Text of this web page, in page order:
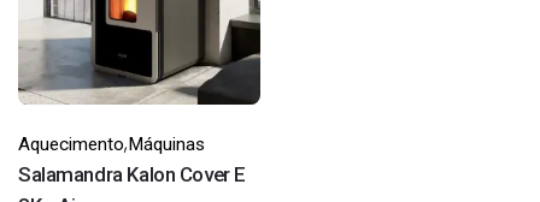
Aquecimento,Máquinas
Salamandra Kalon Cover E